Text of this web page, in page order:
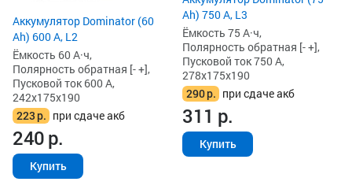
Аккумулятор Dominator (60
Ah) 600 А, L2
Ёмкость 60 А·ч,
Полярность обратная [- +],
Пусковой ток 600 А,
242x175x190
223р. при сдаче акб
240р.
Купить
Ah) 750 А, L3
Ёмкость 75 А·ч,
Полярность обратная [- +],
Пусковой ток 750 А,
278x175x190
290р. при сдаче акб
311 р.
Купить